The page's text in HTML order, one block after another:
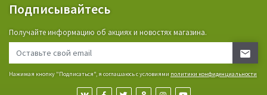
Подписывайтесь
Получайте информацию об акциях и новостях магазина.
Нажимая кнопку "Подписаться", я соглашаюсь с условиями политики конфиденциальности